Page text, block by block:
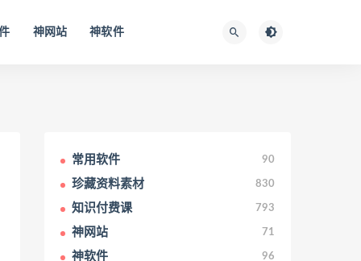
神网站 神软件
常用软件 90
珍藏资料素材 830
知识付费课 793
神网站 71
神软件 96